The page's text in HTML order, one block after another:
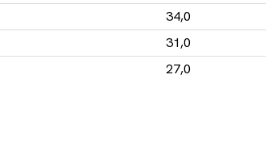
34,0
31,0
27,0